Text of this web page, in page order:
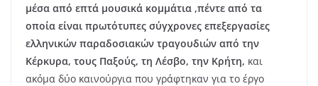
μέσα από επτά μουσικά κομμάτια ,πέντε από τα
οποία είναι πρωτότυπες σύγχρονες επεξεργασίες
ελληνικών παραδοσιακών τραγουδιών από την
Κέρκυρα, τους Παξούς, τη Λέσβο, την Κρήτη, και
ακόμα δύο καινούργια που γράφτηκαν για το έργο